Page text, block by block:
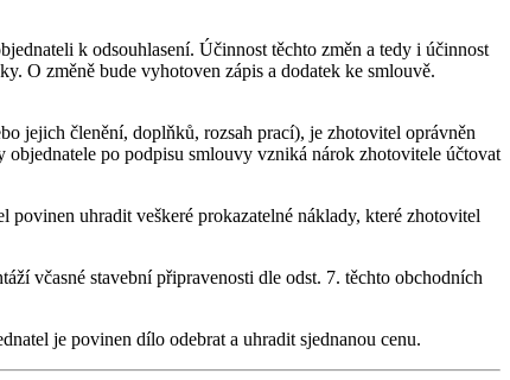
k odsouhlasení. Účinnost těchto změn a tedy i účinnost
O změně bude vyhotoven zápis a dodatek ke smlouvě.
jejich členění, doplňků, rozsah prací), je zhotovitel oprávněn
po podpisu smlouvy vzniká nárok zhotovitele účtovat
uhradit veškeré prokazatelné náklady, které zhotovitel
včasné stavební připravenosti dle odst. 7. těchto obchodních
je povinen dílo odebrat a uhradit sjednanou cenu.